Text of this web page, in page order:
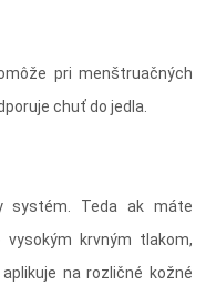
pri menštruačných
chuť do jedla.
systém. Teda ak máte
krvným tlakom,
na rozličné kožné